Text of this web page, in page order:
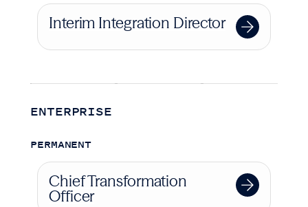
Interim Integration Director
ENTERPRISE
PERMANENT
Chief Transformation
Officer